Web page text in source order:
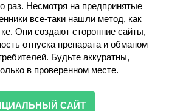
раз. Несмотря на предпринятые
все-таки нашли метод, как
Они создают сторонние сайты,
отпуска препарата и обманом
Будьте аккуратны,
в проверенном месте.
САЙТ